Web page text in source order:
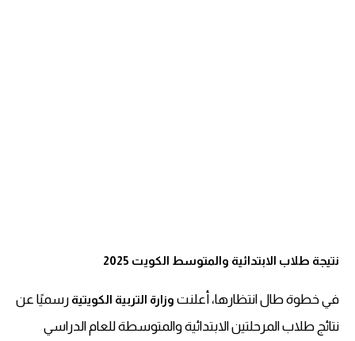
نتيجة طلاب الابتدائية والمتوسط الكويت 2025
في خطوة طال انتظارها، أعلنت وزارة التربية الكويتية رسميًا عن
نتائج طلاب المرحلتين الابتدائية والمتوسطة للعام الدراسي